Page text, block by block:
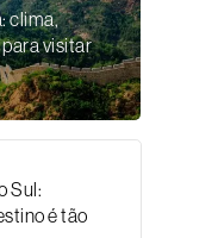
clima,
visitar
Sul:
é tão